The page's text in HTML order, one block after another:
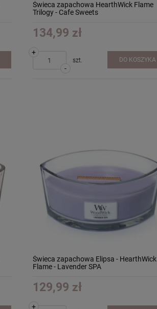
Świeca zapachowa HearthWick Flame
Trilogy - Cafe Sweets
134,99 zł
-
+
szt. DO KOSZYKA
Świeca zapachowa Elipsa - HearthWick
Flame - Lavender SPA
129,99 zł
+